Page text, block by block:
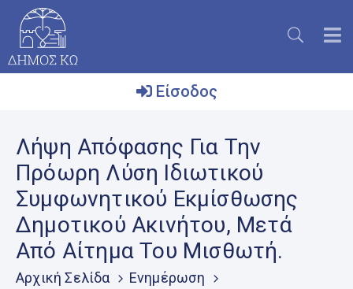
Δήμος
Το
Νησί
Ενημέρωση
Είσοδος
Λήψη Απόφασης Για Την
Πρόωρη Λύση Ιδιωτικού
Συμφωνητικού Εκμίσθωσης
Δημοτικού Ακινήτου, Μετά
Από Αίτημα Του Μισθωτή.
Αρχική Σελίδα
Ενημέρωση